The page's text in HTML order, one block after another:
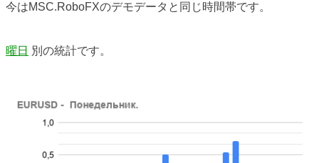
今はMSC.RoboFXのデモデータと同じ時間帯です。
曜日 別の統計です。